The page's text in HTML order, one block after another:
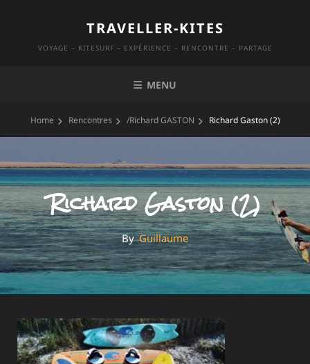
content
TRAVELLER-KITES
VOYAGE – KITESURF – EXPÉRIENCE – RENCONTRE – PARTAGE
MENU
Home Rencontres /Richard GASTON Richard Gaston (2)
Richard Gaston (2)
By
By Guillaume